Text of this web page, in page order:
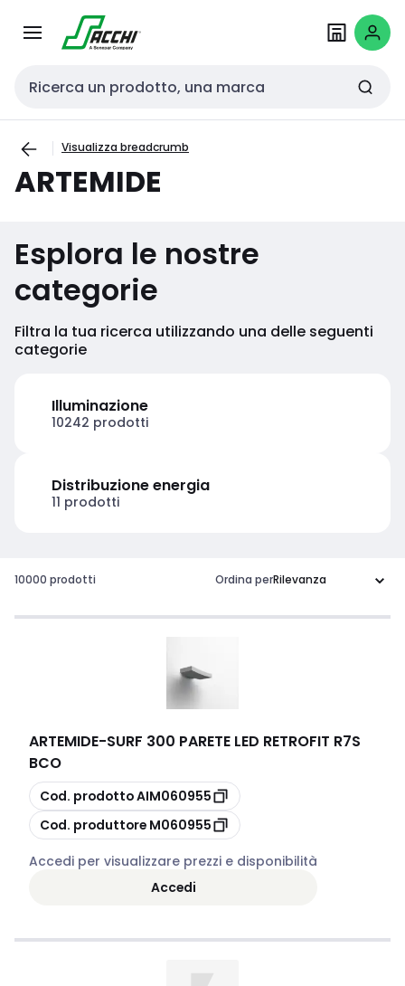
navigazionecontenuto
Cerca input
Visualizza breadcrumb
ARTEMIDE
Esplora le nostre
categorie
Filtra la tua ricerca utilizzando una delle seguenti
categorie
Illuminazione
10242 prodotti
Distribuzione energia
11 prodotti
10000 prodotti Ordina per
ARTEMIDE-SURF 300 PARETE LED RETROFIT R7S
BCO
copia
Cod. prodottoAIM060955
copia
Cod. produttore M060955
Accedi per visualizzare prezzi e disponibilità
Accedi